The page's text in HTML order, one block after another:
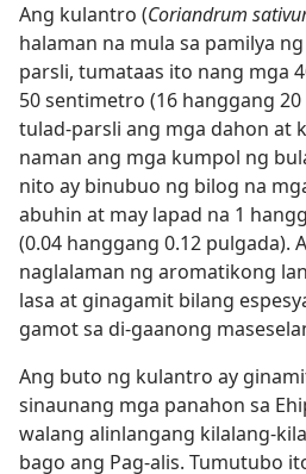
Ang kulantro (Coriandrum
halaman na mula sa pamilya
parsli, tumataas ito nang mga
50 sentimetro (16 hanggang
tulad-parsli ang mga dahon at
naman ang mga kumpol ng
nito ay binubuo ng bilog na
abuhin at may lapad na 1
(0.04 hanggang 0.12 pulgada).
naglalaman ng aromatikong
lasa at ginagamit bilang
gamot sa di-gaanong
Ang buto ng kulantro ay
sinaunang mga panahon sa
walang alinlangang kilalang-
bago ang Pag-alis. Tumutubo